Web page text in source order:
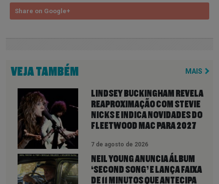
Share on Google+
VEJA TAMBÉM MAIS
LINDSEY BUCKINGHAM REVELA
REAPROXIMAÇÃO COM STEVIE
NICKS E INDICA NOVIDADES DO
FLEETWOOD MAC PARA 2027
7 de agosto de 2026
NEIL YOUNG ANUNCIA ÁLBUM
‘SECOND SONG’ E LANÇA FAIXA
DE 11 MINUTOS QUE ANTECIPA